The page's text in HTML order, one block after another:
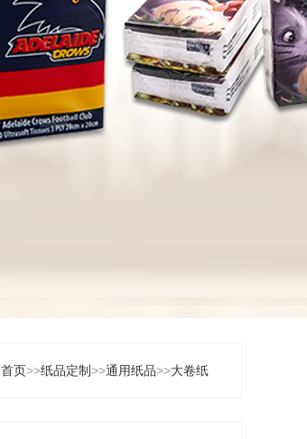
首页>>纸品定制>>通用纸品>>大卷纸